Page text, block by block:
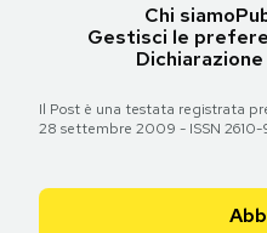
Chi siamo
Gestisci le
Il Post è una testata registrata
28 settembre 2009 - ISSN